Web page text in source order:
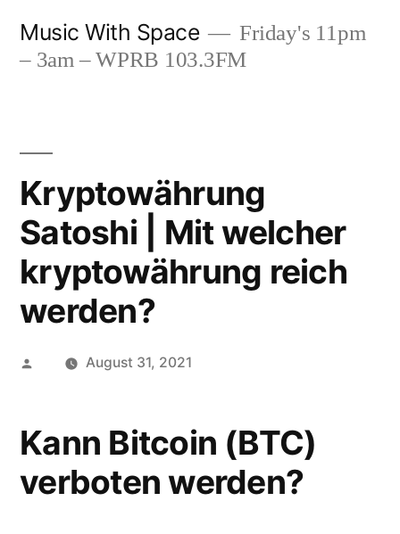
Music With Space
Friday's 11pm
– 3am – WPRB 103.3FM
Kryptowährung
Satoshi | Mit welcher
kryptowährung reich
werden?
Posted August 31, 2021
Kann Bitcoin (BTC)
verboten werden?